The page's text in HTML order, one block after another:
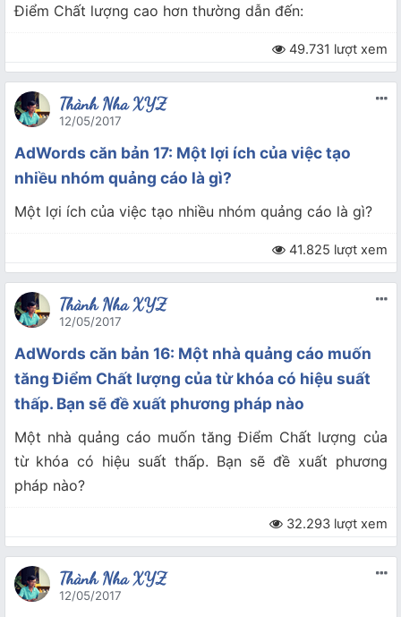
Điểm Chất lượng cao hơn thường dẫn đến:
49.731 lượt xem
Thành Nha XYZ
12/05/2017
AdWords căn bản 17: Một lợi ích của việc tạo
nhiều nhóm quảng cáo là gì?
Một lợi ích của việc tạo nhiều nhóm quảng cáo là gì?
41.825 lượt xem
Thành Nha XYZ
12/05/2017
AdWords căn bản 16: Một nhà quảng cáo muốn
tăng Điểm Chất lượng của từ khóa có hiệu suất
thấp. Bạn sẽ đề xuất phương pháp nào
Một nhà quảng cáo muốn tăng Điểm Chất lượng của
từ khóa có hiệu suất thấp. Bạn sẽ đề xuất phương
pháp nào?
32.293 lượt xem
Thành Nha XYZ
12/05/2017